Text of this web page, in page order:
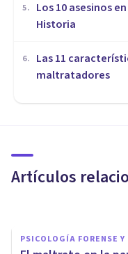
5.
Los 10 asesinos
Historia
6.
Las 11
maltratadores
Artículos
surge y
PSICOLOGÍA FORENSE